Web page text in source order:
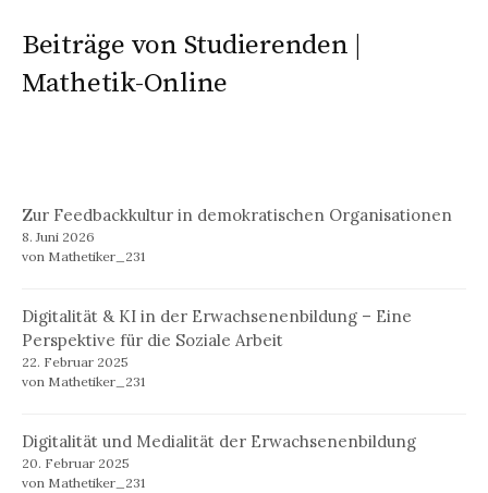
Beiträge von Studierenden |
Mathetik-Online
Zur Feedbackkultur in demokratischen Organisationen
8. Juni 2026
von Mathetiker_231
Digitalität & KI in der Erwachsenenbildung – Eine
Perspektive für die Soziale Arbeit
22. Februar 2025
von Mathetiker_231
Digitalität und Medialität der Erwachsenenbildung
20. Februar 2025
von Mathetiker_231